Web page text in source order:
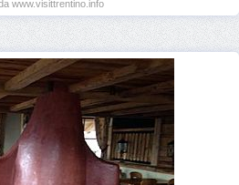
www.visittrentino.info